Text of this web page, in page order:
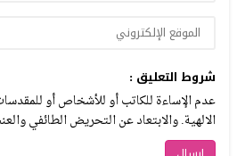
شروط التعليق :
عدم الإساءة للكاتب أو للأشخاص أو
الالهية. والابتعاد عن التحريض الطائفي